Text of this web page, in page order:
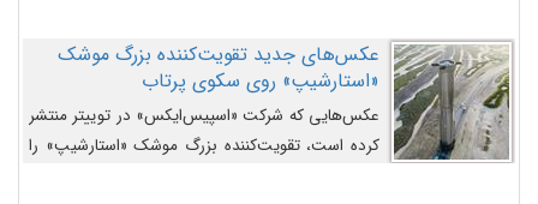
روزافزون کارآفرینی در حوزه فضایی و مزایای جدیدی که
کارآفرینان این حوزه ایجاد می‌کنند، می‌پردازد.
عکس‌های جدید تقویت‌کننده بزرگ موشک
«استارشیپ» روی سکوی پرتاب
عکس‌هایی که شرکت «اسپیس‌ایکس» در توییتر منتشر
کرده است، تقویت‌کننده بزرگ موشک «استارشیپ» را